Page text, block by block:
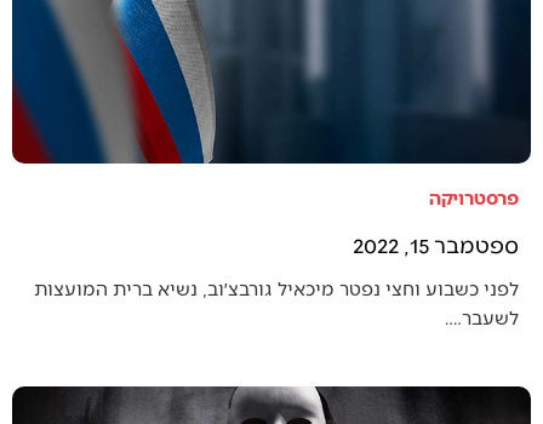
פרסטרויקה
ספטמבר 15, 2022
לפני כשבוע וחצי נפטר מיכאיל גורבצ׳וב, נשיא ברית המועצות
לשעבר.…